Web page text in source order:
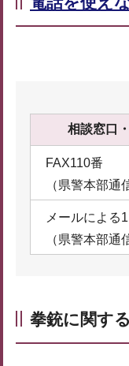
相談窓口
FAX110番
（県警本部通
メールによる
（県警本部通
拳銃に関す